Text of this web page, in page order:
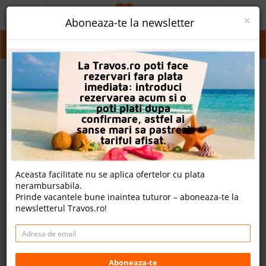
Zona Metropolitana Atena
PROMO
CAUTA REZERVARE
OFERTA PERSONALIZATA
DESPRE NOI
LOGIN
CAZARE
CHARTER AVION
CAZARE + AUTOCAR
CONTACT
×
Aboneaza-te la newsletter
La Travos.ro poti face
rezervari fara plata
imediata: introduci
rezervarea acum si o
poti plati dupa
confirmare, astfel ai
sanse mari sa pastrezi
tariful afisat.
Aceasta facilitate nu se aplica ofertelor cu plata
nerambursabila.
Prinde vacantele bune inaintea tuturor – aboneaza-te la
newsletterul Travos.ro!
Aboneaza-te